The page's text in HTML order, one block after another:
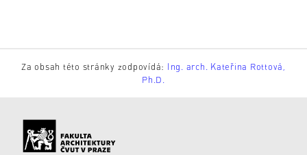
Za obsah této stránky zodpovídá: Ing. arch. Kateřina Rottová,
Ph.D.